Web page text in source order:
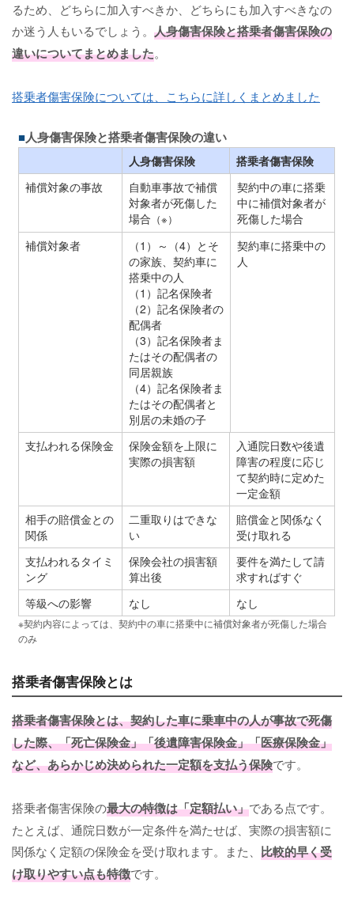
るため、どちらに加入すべきか、どちらにも加入すべきなの
か迷う人もいるでしょう。 人身傷害保険と搭乗者傷害保険の
違いについてまとめました。
搭乗者傷害保険については、こちらに詳しくまとめました
人身傷害保険と搭乗者傷害保険の違い
人身傷害保険
搭乗者傷害保険
補償対象の事故
自動車事故で補償
対象者が死傷した
場合 （※）
契約中の車に搭乗
中に補償対象者が
死傷した場合
補償対象者
（1）～（4）とそ
の家族、契約車に
搭乗中の人
（1）記名保険者
（2）記名保険者の
配偶者
（3）記名保険者ま
たはその配偶者の
同居親族
（4）記名保険者ま
たはその配偶者と
別居の未婚の子
契約車に搭乗中の
人
支払われる保険金
保険金額を上限に
実際の損害額
入通院日数や後遺
障害の程度に応じ
て契約時に定めた
一定金額
相手の賠償金との
関係
二重取りはできな
い
賠償金と関係なく
受け取れる
支払われるタイミ
ング
保険会社の損害額
算出後
要件を満たして請
求すればすぐ
等級への影響
なし なし
※契約内容によっては、契約中の車に搭乗中に補償対象者が死傷した場合
のみ
搭乗者傷害保険とは
搭乗者傷害保険とは、契約した車に乗車中の人が事故で死傷
した際、「死亡保険金」「後遺障害保険金」「医療保険金」
など、あらかじめ決められた一定額を支払う保険です。
搭乗者傷害保険の最大の特徴は「定額払い」である点です。
たとえば、通院日数が一定条件を満たせば、実際の損害額に
関係なく定額の保険金を受け取れます。また、 比較的早く受
け取りやすい点も特徴です。